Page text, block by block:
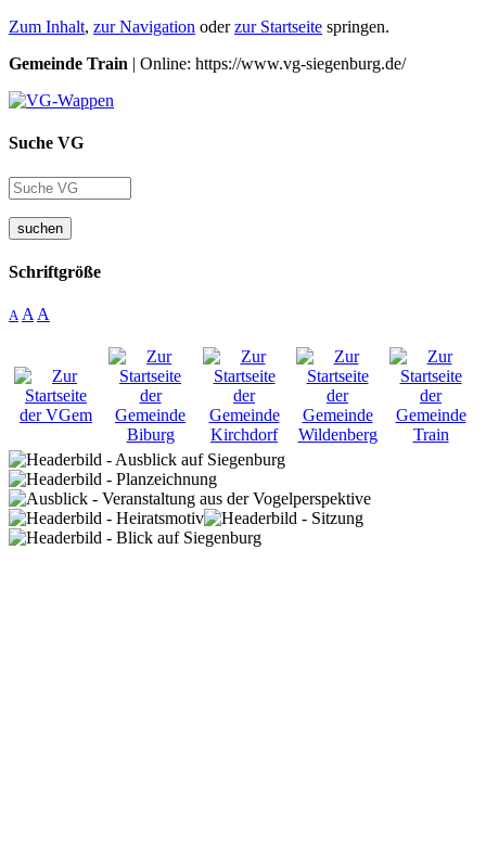
Zum Inhalt, zur Navigation oderzur Startseite springen.
Gemeinde Train | Online: https://www.vg-siegenburg.de/
Suche VG
suchen
Schriftgröße
A A A